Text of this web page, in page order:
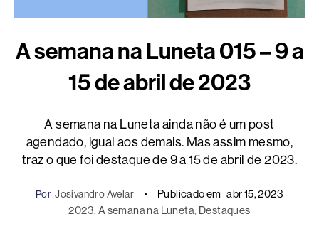
A semana na Luneta 015 – 9 a
15 de abril de 2023
A semana na Luneta ainda não é um post
agendado, igual aos demais. Mas assim mesmo,
traz o que foi destaque de 9 a 15 de abril de 2023.
Por Josivandro Avelar Publicado em abr 15, 2023
2023, A semana na Luneta, Destaques